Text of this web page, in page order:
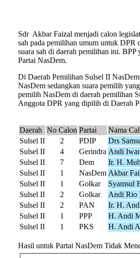
Sdr Akbar Faizal menjadi calon
sah pada pemilihan umum untuk DPR
suara sah di daerah pemilihan ini.
Partai NasDem.
Di Daerah Pemilihan Sulsel II NasDem
NasDem sedangkan suara pemilih
pemilih NasDem di daerah pemilihan
Anggota DPR yang dipilih di Daerah
Daerah No Calon Partai
Nama
Sulsel II
2 PDIP
Drs
Sulsel II
4 Gerindra Andi
Sulsel II
7 Dem
Ir. H.
Sulsel II
1 NasDem Akbar
Sulsel II
1 Golkar
Syamsul
Sulsel II
2 Golkar
Andi Rio
Sulsel II
2 PAN
Ir. H.
Sulsel II
1 PPP
H. Andi
Sulsel II
1 PKS H. Andi
Hasil untuk Partai NasDem Tidak